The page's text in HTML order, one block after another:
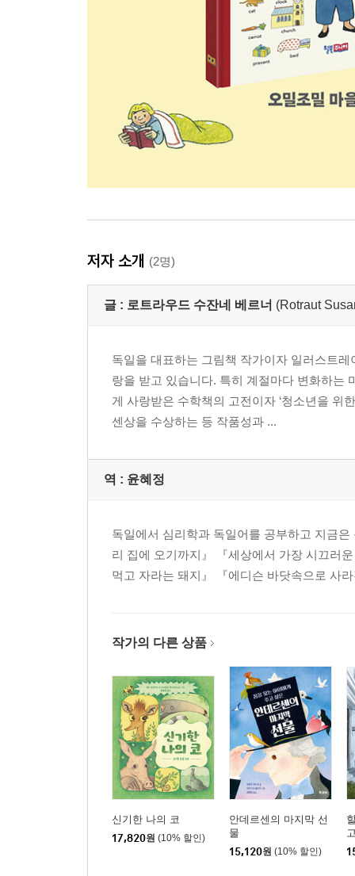
저자 소개 (2명)
글 : 로트라우드 수잔네 베르너 (Rotraut
독일을 대표하는 그림책 작가이자 일러스트
랑을 받고 있습니다. 특히 계절마다 변화하는
게 사랑받은 수학책의 고전이자 ‘청소년을 위
센상을 수상하는 등 작품성과 ...
역 : 윤혜정
독일에서 심리학과 독일어를 공부하고 지금
리 집에 오기까지』 『세상에서 가장 시끄러
먹고 자라는 돼지』 『에디슨 바닷속으로 사
작가의 다른 상품
신기한 나의 코
17,820원 (10% 할인)
안데르센의 마지막 선
물
15,120원 (10% 할인)